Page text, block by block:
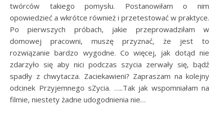
twórców takiego pomysłu. Postanowiłam o nim
opowiedzieć a wkrótce również i przetestować w praktyce.
Po pierwszych próbach, jakie przeprowadziłam w
domowej pracowni, muszę przyznać, że jest to
rozwiązanie bardzo wygodne. Co więcej, jak dotąd nie
zdarzyło się aby nici podczas szycia zerwały się, bądź
spadły z chwytacza. Zaciekawieni? Zapraszam na kolejny
odcinek Przyjemnego sZycia. …..Tak jak wspomniałam na
filmie, niestety żadne udogodnienia nie…